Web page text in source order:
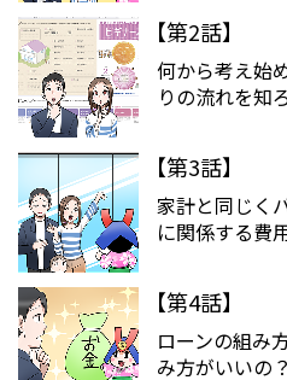
【第2話】
何から考え始
りの流れを知
【第3話】
家計と同じく
に関係する費
【第4話】
ローンの組み
み方がいいの？